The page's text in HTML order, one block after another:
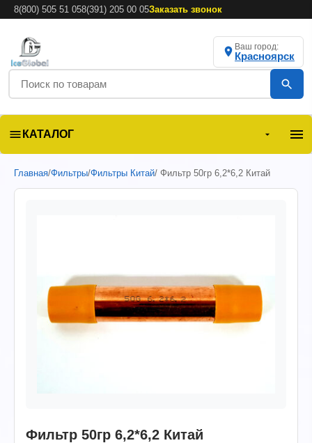
8(800) 505 51 058(391) 205 00 05Заказать звонок
Ваш город:
Красноярск
КАТАЛОГ
Главная/Фильтры/Фильтры Китай/ Фильтр 50гр 6,2*6,2 Китай
Фильтр 50гр 6,2*6,2 Китай